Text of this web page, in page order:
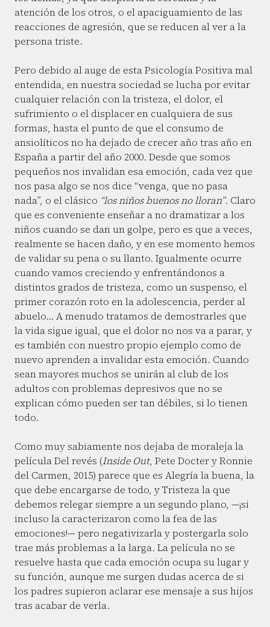
atención de los otros, o el apaciguamiento de las
reacciones de agresión, que se reducen al ver a la
persona triste.
Pero debido al auge de esta Psicología Positiva mal
entendida, en nuestra sociedad se lucha por evitar
cualquier relación con la tristeza, el dolor, el
sufrimiento o el displacer en cualquiera de sus
formas, hasta el punto de que el consumo de
ansiolíticos no ha dejado de crecer año tras año en
España a partir del año 2000. Desde que somos
pequeños nos invalidan esa emoción, cada vez que
nos pasa algo se nos dice “venga, que no pasa
nada”, o el clásico “los niños buenos no lloran”. Claro
que es conveniente enseñar a no dramatizar a los
niños cuando se dan un golpe, pero es que a veces,
realmente se hacen daño, y en ese momento hemos
de validar su pena o su llanto. Igualmente ocurre
cuando vamos creciendo y enfrentándonos a
distintos grados de tristeza, como un suspenso, el
primer corazón roto en la adolescencia, perder al
abuelo… A menudo tratamos de demostrarles que
la vida sigue igual, que el dolor no nos va a parar, y
es también con nuestro propio ejemplo como de
nuevo aprenden a invalidar esta emoción. Cuando
sean mayores muchos se unirán al club de los
adultos con problemas depresivos que no se
explican cómo pueden ser tan débiles, si lo tienen
todo.
Como muy sabiamente nos dejaba de moraleja la
película Del revés (Inside Out, Pete Docter y Ronnie
del Carmen, 2015) parece que es Alegría la buena, la
que debe encargarse de todo, y Tristeza la que
debemos relegar siempre a un segundo plano, —¡si
incluso la caracterizaron como la fea de las
emociones!— pero negativizarla y postergarla solo
trae más problemas a la larga. La película no se
resuelve hasta que cada emoción ocupa su lugar y
su función, aunque me surgen dudas acerca de si
los padres supieron aclarar ese mensaje a sus hijos
tras acabar de verla.